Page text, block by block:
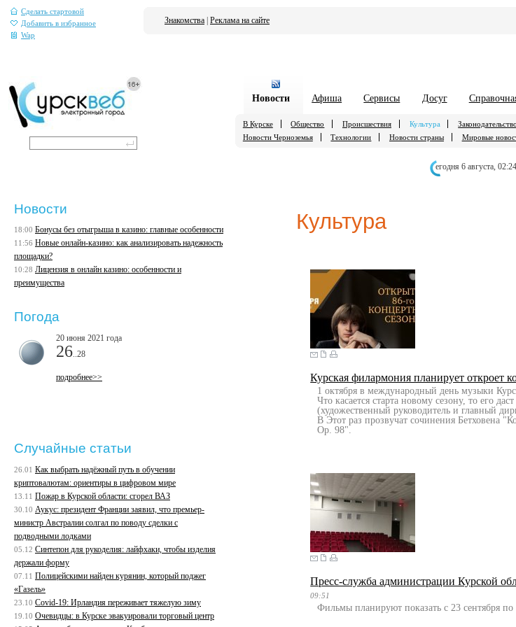
Сделать стартовой
Добавить в избранное
Wap
Знакомства Реклама на сайте
Новости Афиша Сервисы Досуг
В Курске Общество Происшествия Культура Законодательство
Новости Черноземья
Технологии Новости страны Мировые
егодня 6 августа, 02:24
Культура
Курская филармония планирует откроет
1 октября в международный день музыки
Что касается старта новому сезону, то его
(художественный руководитель и главный
В Этот раз прозвучат сочинения
Op. 98".
Пресс-служба администрации Курской
09:51
Фильмы планируют показать с 23 сентября
Новости
18:00 Бонусы без отыгрыша в казино: главные особенности
11:56 Новые онлайн-казино: как анализировать надежность
площадки?
10:28 Лицензия в онлайн казино: особенности и
преимущества
Погода
20 июня 2021 года
26 ..28
подробнее>>
Случайные статьи
26.01 Как выбрать надёжный путь в обучении
криптовалютам: ориентиры в цифровом мире
13.11 Пожар в Курской области: сгорел ВАЗ
30.10 Аукус: президент Франции заявил, что премьер-
министр Австралии солгал по поводу сделки с
подводными лодками
05.12 Синтепон для рукоделия: лайфхаки, чтобы изделия
держали форму
07.11 Полицейскими найден курянин, который поджег
«Газель»
23.10 Covid-19: Ирландия переживает тяжелую зиму
19.10 Очевидцы: в Курске эвакуировали торговый центр